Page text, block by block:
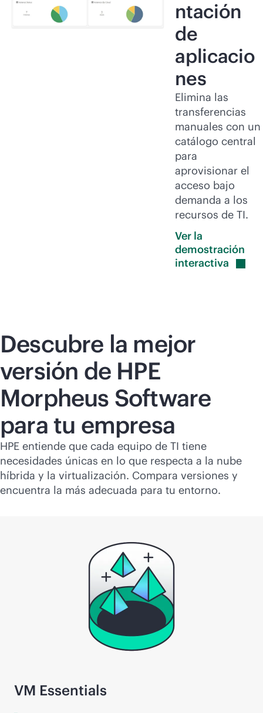
ntación
de
aplicacio
nes
Elimina las
transferencias
manuales con un
catálogo central
para
aprovisionar el
acceso bajo
demanda a los
recursos de TI.
Ver la
demostración
interactiva
Descubre la mejor
versión de HPE
Morpheus Software
para tu empresa
HPE entiende que cada equipo de TI tiene
necesidades únicas en lo que respecta a la nube
híbrida y la virtualización. Compara versiones y
encuentra la más adecuada para tu entorno.
VM Essentials